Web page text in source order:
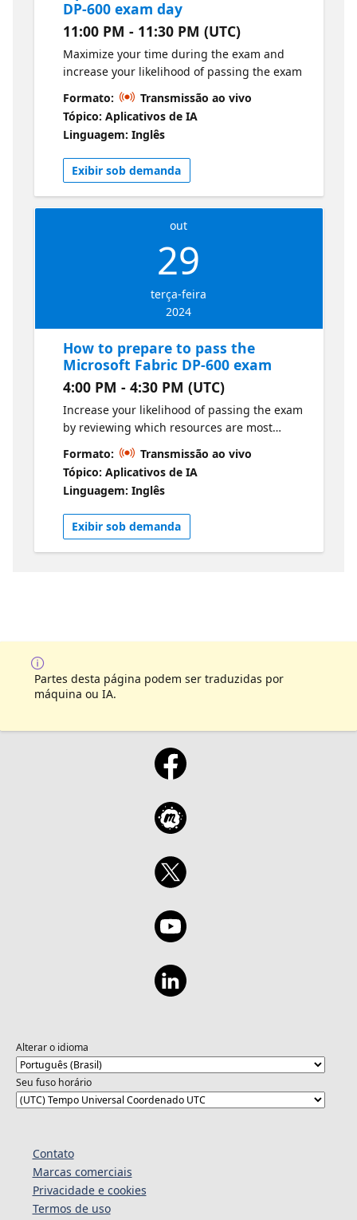
DP-600 exam day
11:00 PM - 11:30 PM (UTC)
Maximize your time during the exam and
increase your likelihood of passing the exam
Formato:
Transmissão ao vivo
Tópico: Aplicativos de IA
Linguagem: Inglês
Exibir sob demanda
out
29
terça-feira
2024
How to prepare to pass the
Microsoft Fabric DP-600 exam
4:00 PM - 4:30 PM (UTC)
Increase your likelihood of passing the exam
by reviewing which resources are most
effective for preparing. Learn from people
who have studied for and passed the exam.
Formato:
Transmissão ao vivo
Tópico: Aplicativos de IA
Linguagem: Inglês
Exibir sob demanda
Partes desta página podem ser traduzidas por
máquina ou IA.
Alterar o idioma
Seu fuso horário
Contato
Marcas comerciais
Privacidade e cookies
Termos de uso